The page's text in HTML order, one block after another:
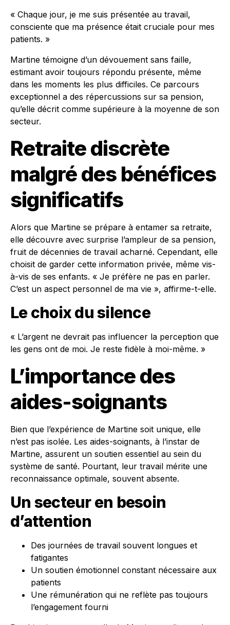
« Chaque jour, je me suis présentée au travail,
consciente que ma présence était cruciale pour mes
patients. »
Martine témoigne d’un dévouement sans faille,
estimant avoir toujours répondu présente, même
dans les moments les plus difficiles. Ce parcours
exceptionnel a des répercussions sur sa pension,
qu’elle décrit comme supérieure à la moyenne de son
secteur.
Retraite discrète
malgré des bénéfices
significatifs
Alors que Martine se prépare à entamer sa retraite,
elle découvre avec surprise l’ampleur de sa pension,
fruit de décennies de travail acharné. Cependant, elle
choisit de garder cette information privée, même vis-
à-vis de ses enfants. « Je préfère ne pas en parler.
C’est un aspect personnel de ma vie », affirme-t-elle.
Le choix du silence
« L’argent ne devrait pas influencer la perception que
les gens ont de moi. Je reste fidèle à moi-même. »
L’importance des
aides-soignants
Bien que l’expérience de Martine soit unique, elle
n’est pas isolée. Les aides-soignants, à l’instar de
Martine, assurent un soutien essentiel au sein du
système de santé. Pourtant, leur travail mérite une
reconnaissance optimale, souvent absente.
Un secteur en besoin
d’attention
Des journées de travail souvent longues et
fatigantes
Un soutien émotionnel constant nécessaire aux
patients
Une rémunération qui ne reflète pas toujours
l’engagement fourni